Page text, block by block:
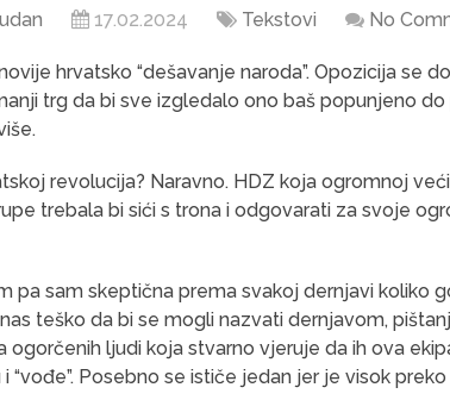
17.02.2024 Tekstovi No
hrvatsko “dešavanje naroda”. Opozicija se
trg da bi sve izgledalo ono baš popunjeno
revolucija? Naravno. HDZ koja ogromnoj
trebala bi sići s trona i odgovarati za svoje
pa sam skeptična prema svakoj dernjavi koliko
teško da bi se mogli nazvati dernjavom,
ogorčenih ljudi koja stvarno vjeruje da ih ova
i “vođe”. Posebno se ističe jedan jer je visok